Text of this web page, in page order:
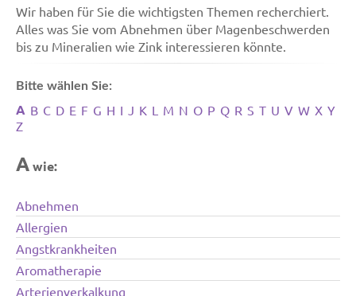
Wir haben für Sie die wichtigsten Themen recherchiert.
Alles was Sie vom Abnehmen über Magenbeschwerden
bis zu Mineralien wie Zink interessieren könnte.
Bitte wählen Sie:
A B C D E F G H I J K L M N O P Q R S T U V W X Y
Z
Awie:
Abnehmen
Allergien
Angstkrankheiten
Aromatherapie
Arterienverkalkung